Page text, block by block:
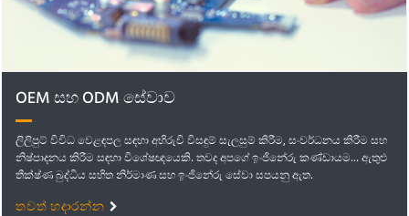
OEM සහ ODM සේවාව
ලිලිපුට් විවිධ වෙළඳපල සඳහා අභිරුචි විසඳුම් සැලසුම් කිරීම, සංවර්ධනය කිරීම සහ
නිෂ්පාදනය කිරීම සඳහා විශේෂඥයෙකි. තවද අපගේ ඉංජිනේරු කණ්ඩායම... ඇතුළු
තීක්ෂ්ණ බුද්ධිය සහිත නිර්මාණ සහ ඉංජිනේරු සේවා සපයනු ඇත.
තවත් හදාරන්න